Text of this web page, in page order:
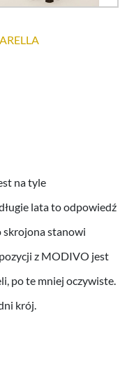
na tyle
lata to odpowiedź
skrojona stanowi
z MODIVO jest
po te mniej oczywiste.
krój.